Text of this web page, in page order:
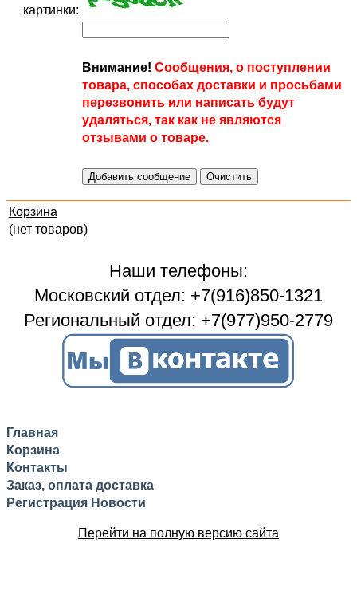
картинки:
Внимание! Сообщения, о поступлении
товара, способах доставки и просьбами
перезвонить или написать будут
удаляться, так как не являются
отзывами о товаре.
Корзина
(нет товаров)
Наши телефоны:
Московский отдел: +7(916)850-1321
Региональный отдел: +7(977)950-2779
Главная
Корзина
Контакты
Заказ, оплата доставка
Регистрация Новости
Перейти на полную версию сайта